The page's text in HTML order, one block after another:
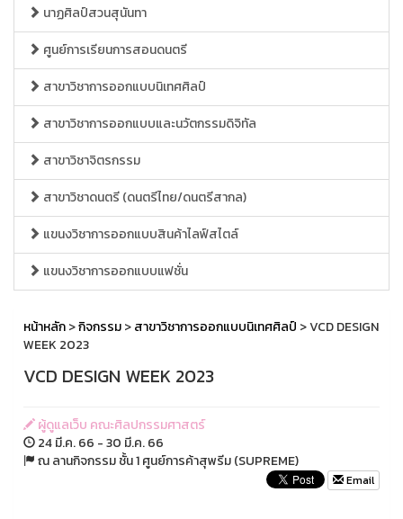
นาฏศิลป์สวนสุนันทา
ศูนย์การเรียนการสอนดนตรี
สาขาวิชาการออกแบบนิเทศศิลป์
สาขาวิชาการออกแบบและนวัตกรรมดิจิทัล
สาขาวิชาจิตรกรรม
สาขาวิชาดนตรี (ดนตรีไทย/ดนตรีสากล)
แขนงวิชาการออกแบบสินค้าไลฟ์สไตล์
แขนงวิชาการออกแบบแฟชั่น
หน้าหลัก>กิจกรรม>สาขาวิชาการออกแบบนิเทศศิลป์ > VCD DESIGN
WEEK 2023
VCD DESIGN WEEK 2023
ผู้ดูแลเว็บ คณะศิลปกรรมศาสตร์
24 มี.ค. 66 - 30 มี.ค. 66
ณ ลานกิจกรรม ชั้น 1 ศูนย์การค้าสุพรีม (SUPREME)
Email